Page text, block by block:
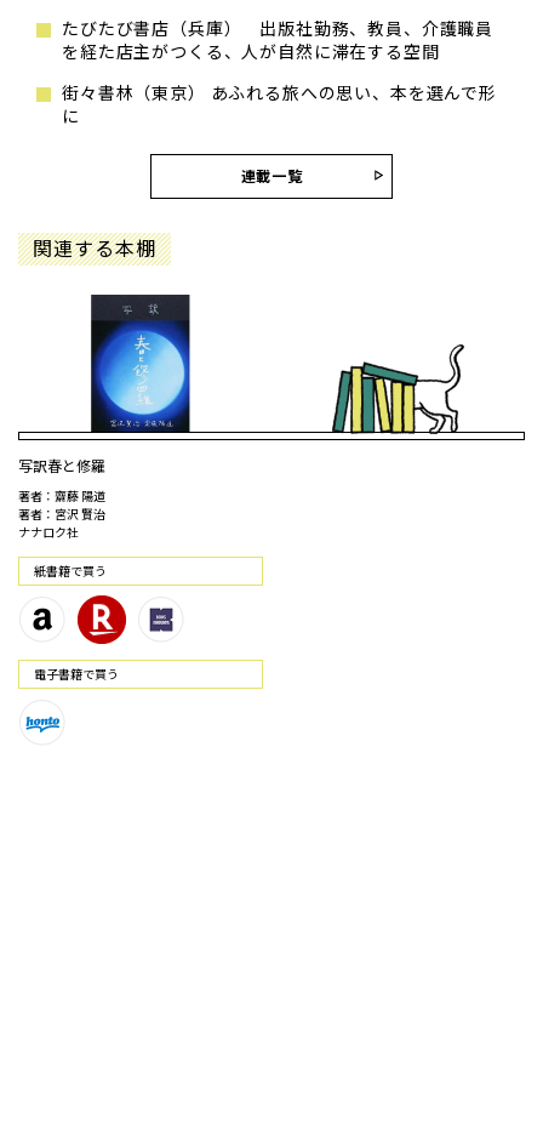
たびたび書店（兵庫） 出版社勤務、教員、介護職員
を経た店主がつくる、人が自然に滞在する空間
街々書林（東京） あふれる旅への思い、本を選んで形
に
連載一覧
関連する本棚
写訳春と修羅
著者：齋藤 陽道
著者：宮沢 賢治
ナナロク社
紙書籍で買う
電⼦書籍で買う